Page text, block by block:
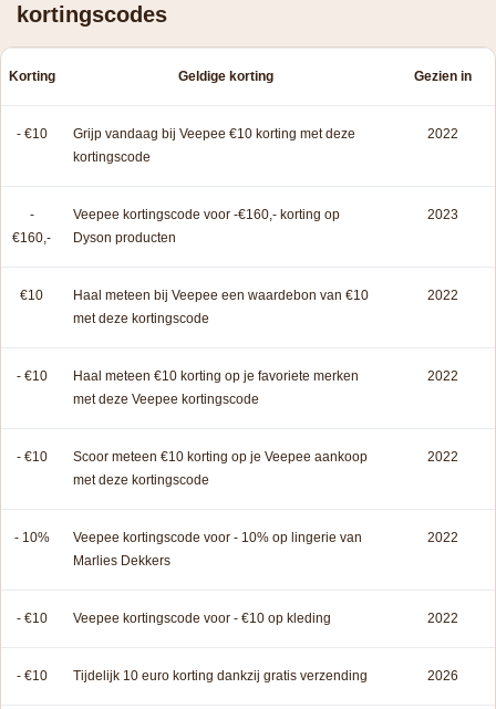
kortingscodes
Korting Geldige korting Gezien in
- €10
Grijp vandaag bij Veepee €10 korting met deze
kortingscode
2022
-
€160,-
Veepee kortingscode voor -€160,- korting op
Dyson producten
2023
€10
Haal meteen bij Veepee een waardebon van €10
met deze kortingscode
2022
- €10
Haal meteen €10 korting op je favoriete merken
met deze Veepee kortingscode
2022
- €10
Scoor meteen €10 korting op je Veepee aankoop
met deze kortingscode
2022
- 10%
Veepee kortingscode voor - 10% op lingerie van
Marlies Dekkers
2022
- €10 Veepee kortingscode voor - €10 op kleding 2022
- €10 Tijdelijk 10 euro korting dankzij gratis verzending 2026